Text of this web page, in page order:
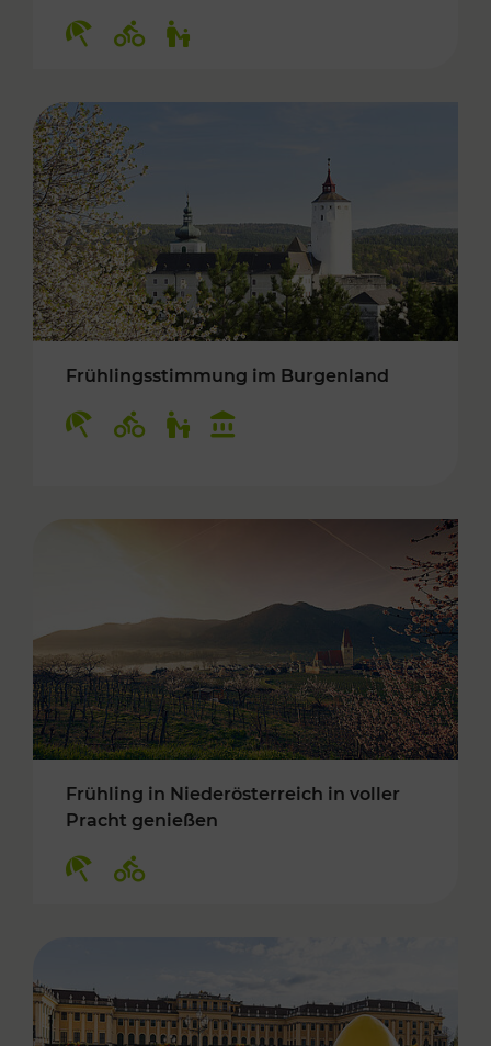
Frühlingsstimmung im Burgenland
Frühling in Niederösterreich in voller
Pracht genießen